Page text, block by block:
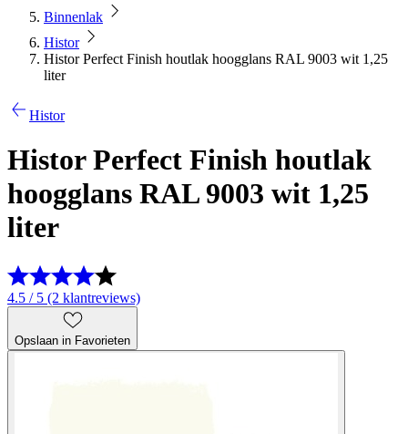
Binnenlak
Histor
Histor Perfect Finish houtlak hoogglans RAL 9003 wit 1,25
liter
Histor
Histor Perfect Finish houtlak
hoogglans RAL 9003 wit 1,25
liter
4.5 / 5 (2 klantreviews)
Opslaan in Favorieten